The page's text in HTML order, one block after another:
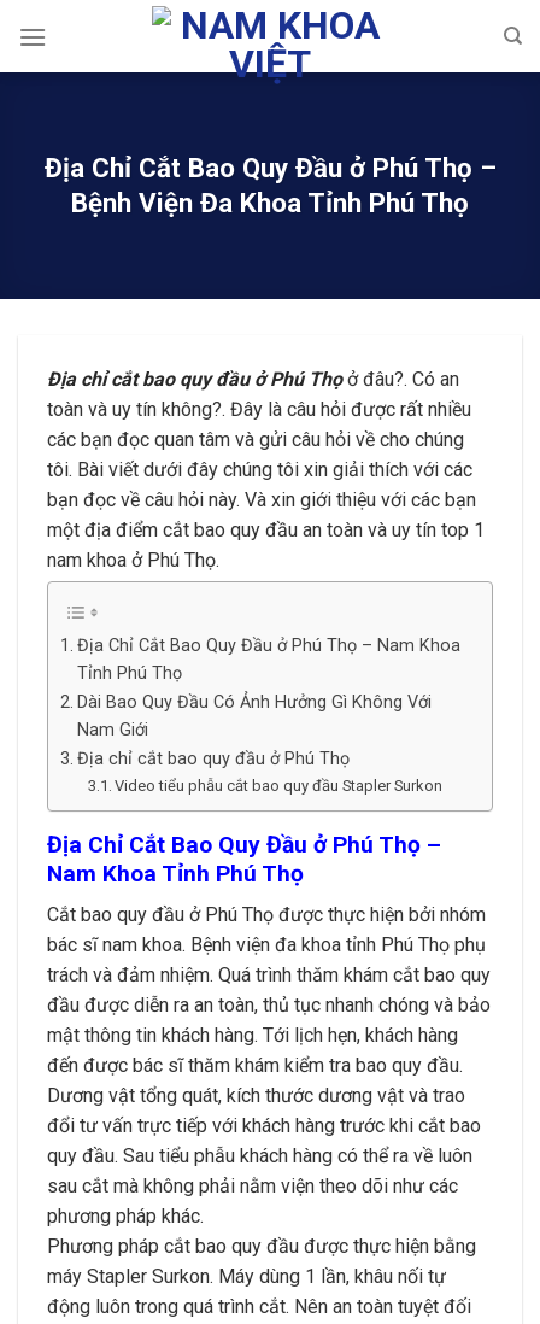
content
Địa Chỉ Cắt Bao Quy Đầu ở Phú Thọ –
Bệnh Viện Đa Khoa Tỉnh Phú Thọ
Địa chỉ cắt bao quy đầu ở Phú Thọở đâu?. Có an
toàn và uy tín không?. Đây là câu hỏi được rất nhiều
các bạn đọc quan tâm và gửi câu hỏi về cho chúng
tôi. Bài viết dưới đây chúng tôi xin giải thích với các
bạn đọc về câu hỏi này. Và xin giới thiệu với các bạn
một địa điểm cắt bao quy đầu an toàn và uy tín top 1
nam khoa ở Phú Thọ.
Địa Chỉ Cắt Bao Quy Đầu ở Phú Thọ – Nam Khoa
Tỉnh Phú Thọ
Dài Bao Quy Đầu Có Ảnh Hưởng Gì Không Với
Nam Giới
Địa chỉ cắt bao quy đầu ở Phú Thọ
Video tiểu phẫu cắt bao quy đầu Stapler Surkon
Địa Chỉ Cắt Bao Quy Đầu ở Phú Thọ –
Nam Khoa Tỉnh Phú Thọ
Cắt bao quy đầu ở Phú Thọ được thực hiện bởi nhóm
bác sĩ nam khoa. Bệnh viện đa khoa tỉnh Phú Thọ phụ
trách và đảm nhiệm. Quá trình thăm khám cắt bao quy
đầu được diễn ra an toàn, thủ tục nhanh chóng và bảo
mật thông tin khách hàng. Tới lịch hẹn, khách hàng
đến được bác sĩ thăm khám kiểm tra bao quy đầu.
Dương vật tổng quát, kích thước dương vật và trao
đổi tư vấn trực tiếp với khách hàng trước khi cắt bao
quy đầu. Sau tiểu phẫu khách hàng có thể ra về luôn
sau cắt mà không phải nằm viện theo dõi như các
phương pháp khác.
Phương pháp cắt bao quy đầu được thực hiện bằng
máy Stapler Surkon. Máy dùng 1 lần, khâu nối tự
động luôn trong quá trình cắt. Nên an toàn tuyệt đối